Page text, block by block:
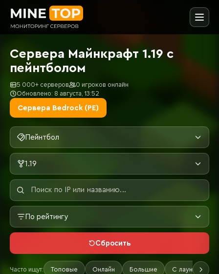
Сервера Майнкрафт 1.19 с
пейнтболом
5 000+ серверов
0 игроков онлайн
Обновлено: 8 августа, 13:52
Сервера Bedrock (PE)
Пейнтбол
1.19
По рейтингу
Сбросить
Часто ищут: Топовые Онлайн Большие С лаунчером